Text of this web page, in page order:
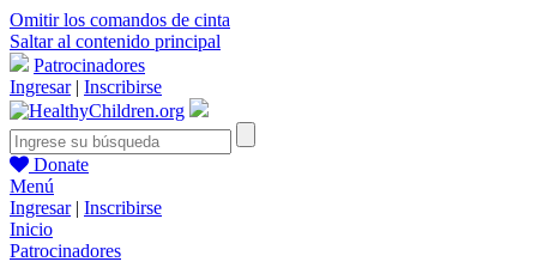
Omitir los comandos de cinta
Saltar al contenido principal
Patrocinadores
Ingresar| Inscribirse
Donate
Menú
Ingresar| Inscribirse
Inicio
Patrocinadores